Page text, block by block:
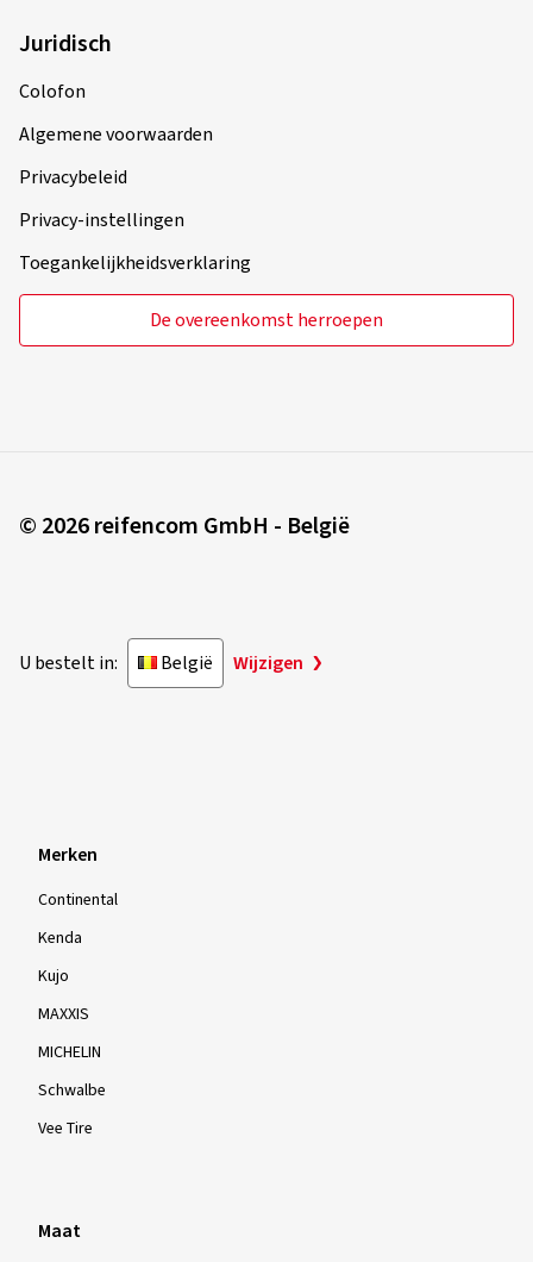
Juridisch
Colofon
Algemene voorwaarden
Privacybeleid
Privacy-instellingen
Toegankelijkheidsverklaring
De overeenkomst herroepen
© 2026 reifencom GmbH - België
U bestelt in: België Wijzigen
Merken
Continental
Kenda
Kujo
MAXXIS
MICHELIN
Schwalbe
Vee Tire
Maat